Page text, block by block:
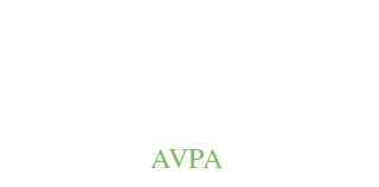
AVPA